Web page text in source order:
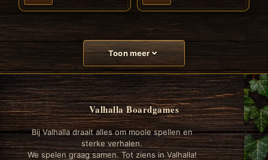
Toon meer
Valhalla Boardgames
Bij Valhalla draait alles om mooie spellen en
sterke verhalen.
We spelen graag samen. Tot ziens in Valhalla!